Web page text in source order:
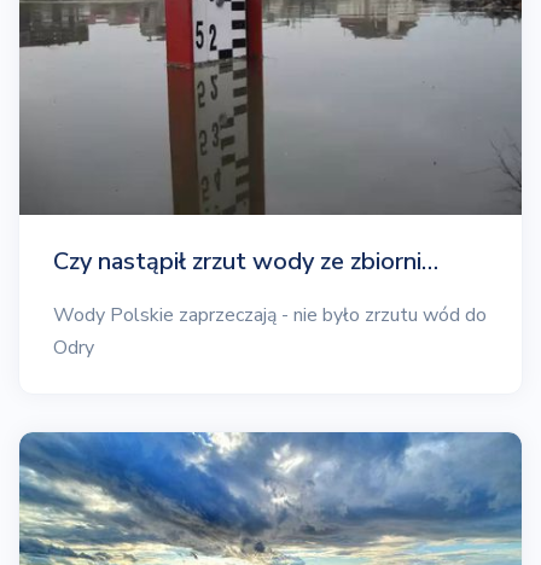
Czy nastąpił zrzut wody ze zbiorni…
Wody Polskie zaprzeczają - nie było zrzutu wód do
Odry